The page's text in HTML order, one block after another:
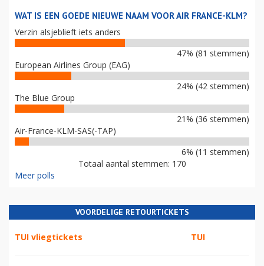
WAT IS EEN GOEDE NIEUWE NAAM VOOR AIR FRANCE-KLM?
Verzin alsjeblieft iets anders
47% (81 stemmen)
European Airlines Group (EAG)
24% (42 stemmen)
The Blue Group
21% (36 stemmen)
Air-France-KLM-SAS(-TAP)
6% (11 stemmen)
Totaal aantal stemmen: 170
Meer polls
VOORDELIGE RETOURTICKETS
TUI vliegtickets TUI